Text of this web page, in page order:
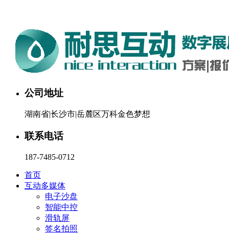
公司地址
湖南省|长沙市|岳麓区万科金色梦想
联系电话
187-7485-0712
首页
互动多媒体
电子沙盘
智能中控
滑轨屏
签名拍照